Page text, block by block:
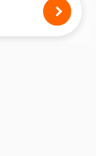
moto avec les
PIAGGIO NLS